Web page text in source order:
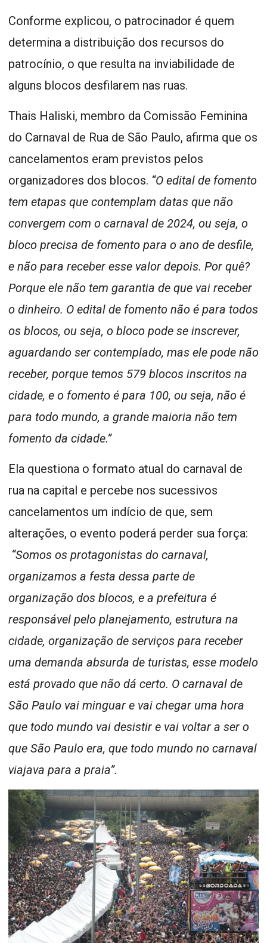
Conforme explicou, o patrocinador é quem
determina a distribuição dos recursos do
patrocínio, o que resulta na inviabilidade de
alguns blocos desfilarem nas ruas.
Thais Haliski, membro da Comissão Feminina
do Carnaval de Rua de São Paulo, afirma que os
cancelamentos eram previstos pelos
organizadores dos blocos. “O edital de fomento
tem etapas que contemplam datas que não
convergem com o carnaval de 2024, ou seja, o
bloco precisa de fomento para o ano de desfile,
e não para receber esse valor depois. Por quê?
Porque ele não tem garantia de que vai receber
o dinheiro. O edital de fomento não é para todos
os blocos, ou seja, o bloco pode se inscrever,
aguardando ser contemplado, mas ele pode não
receber, porque temos 579 blocos inscritos na
cidade, e o fomento é para 100, ou seja, não é
para todo mundo, a grande maioria não tem
fomento da cidade.”
Ela questiona o formato atual do carnaval de
rua na capital e percebe nos sucessivos
cancelamentos um indício de que, sem
alterações, o evento poderá perder sua força:
“Somos os protagonistas do carnaval,
organizamos a festa dessa parte de
organização dos blocos, e a prefeitura é
responsável pelo planejamento, estrutura na
cidade, organização de serviços para receber
uma demanda absurda de turistas, esse modelo
está provado que não dá certo. O carnaval de
São Paulo vai minguar e vai chegar uma hora
que todo mundo vai desistir e vai voltar a ser o
que São Paulo era, que todo mundo no carnaval
viajava para a praia”.